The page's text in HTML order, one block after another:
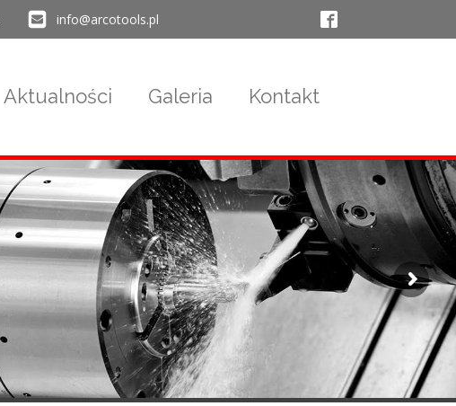
info@arcotools.pl
Aktualności Galeria Kontakt